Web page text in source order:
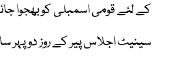
کے لئے قومی اسمبلی کو بھجوا
سینیٹ اجلاس پیر کے روز دوپہر